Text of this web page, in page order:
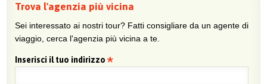
Trova l'agenzia più vicina
Sei interessato ai nostri tour? Fatti consigliare da un agente di
viaggio, cerca l'agenzia più vicina a te.
Inserisci il tuo indirizzo